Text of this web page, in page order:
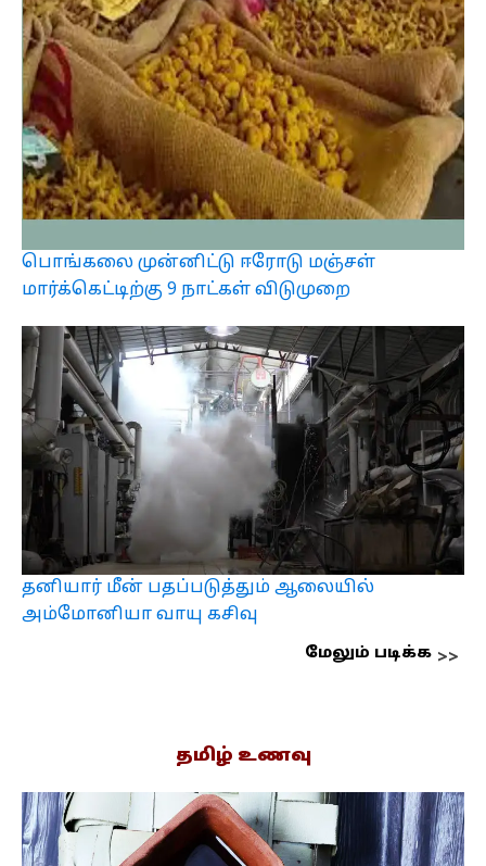
பொங்கலை முன்னிட்டு ஈரோடு மஞ்சள்
மார்க்கெட்டிற்கு 9 நாட்கள் விடுமுறை
தனியார் மீன் பதப்படுத்தும் ஆலையில்
அம்மோனியா வாயு கசிவு
மேலும் படிக்க
தமிழ் உணவு